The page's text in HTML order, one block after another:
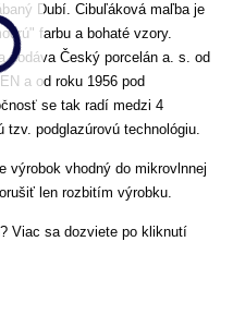
Dubí. Cibuľáková maľba je
farbu a bohaté vzory.
dodáva Český porcelán a. s. od
a od roku 1956 pod
se tak radí medzi 4
podglazúrovú technológiu.
výrobok vhodný do mikrovlnnej
len rozbitím výrobku.
Viac sa dozviete po kliknutí